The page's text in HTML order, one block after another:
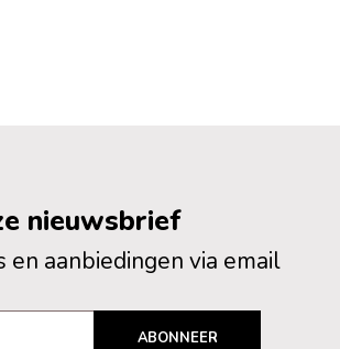
nieuwsbrief
aanbiedingen via email
ABONNEER